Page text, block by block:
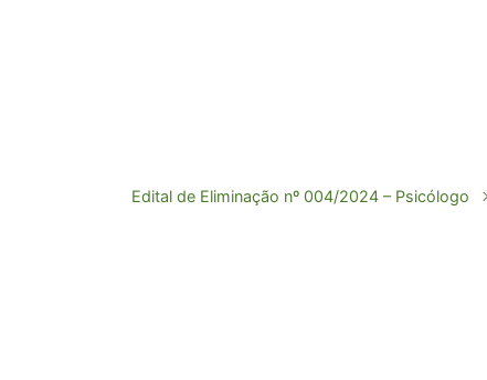
Edital de Eliminação nº 004/2024 – Psicólogo